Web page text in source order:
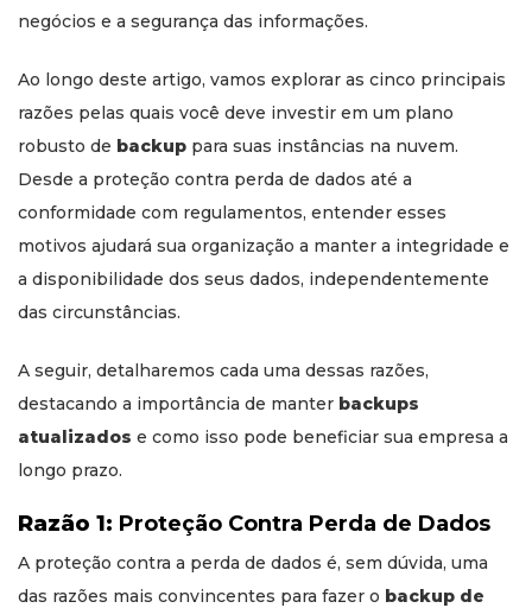
negócios e a segurança das informações.
Ao longo deste artigo, vamos explorar as cinco principais
razões pelas quais você deve investir em um plano
robusto de backup para suas instâncias na nuvem.
Desde a proteção contra perda de dados até a
conformidade com regulamentos, entender esses
motivos ajudará sua organização a manter a integridade e
a disponibilidade dos seus dados, independentemente
das circunstâncias.
A seguir, detalharemos cada uma dessas razões,
destacando a importância de manter backups
atualizados e como isso pode beneficiar sua empresa a
longo prazo.
Razão 1: Proteção Contra Perda de Dados
A proteção contra a perda de dados é, sem dúvida, uma
das razões mais convincentes para fazer o backup de